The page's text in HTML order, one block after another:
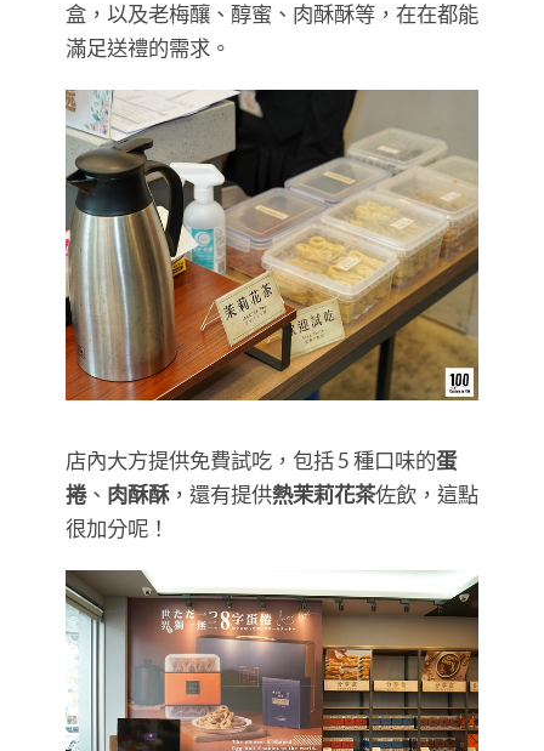
盒，以及老梅釀、醇蜜、肉酥酥等，在在都能
滿足送禮的需求。
店內大方提供免費試吃，包括 5 種口味的蛋
捲、 肉酥酥，還有提供熱茉莉花茶佐飲，這點
很加分呢！